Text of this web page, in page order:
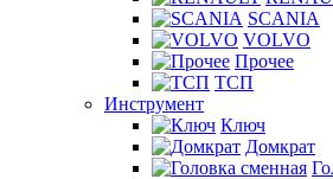
SCANIA
VOLVO
Прочее
ТСП
Инструмент
Ключ
Домкрат